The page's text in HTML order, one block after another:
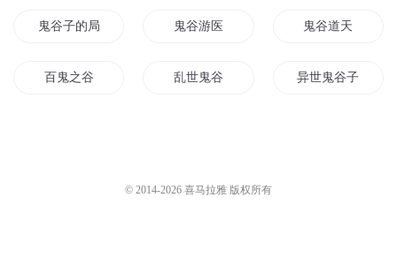
鬼谷子的局 鬼谷游医 鬼谷道天
百鬼之谷 乱世鬼谷 异世鬼谷子
© 2014-2026 喜马拉雅 版权所有